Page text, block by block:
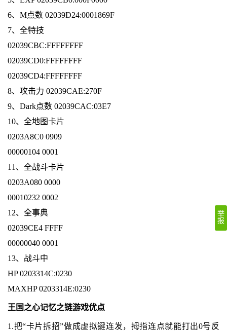
6、M点数 02039D24:0001869F
7、全特技
02039CBC:FFFFFFFF
02039CD0:FFFFFFFF
02039CD4:FFFFFFFF
8、攻击力 02039CAE:270F
9、Dark点数 02039CAC:03E7
10、全地图卡片
0203A8C0 0909
00000104 0001
11、全战斗卡片
0203A080 0000
00010232 0002
12、全事典
02039CE4 FFFF
00000040 0001
13、战斗中
HP 0203314C:0230
MAXHP 0203314E:0230
王国之心记忆之链游戏优点
1.把“卡片拆招”做成虚拟键连发，拇指连点就能打出0号反
举
报